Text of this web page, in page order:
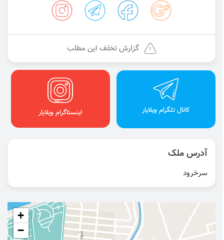
گزارش تخلف این مطلب
کانال تلگرام ویلایار اینستاگرام ویلایار
آدرس ملک
سرخرود
+
−